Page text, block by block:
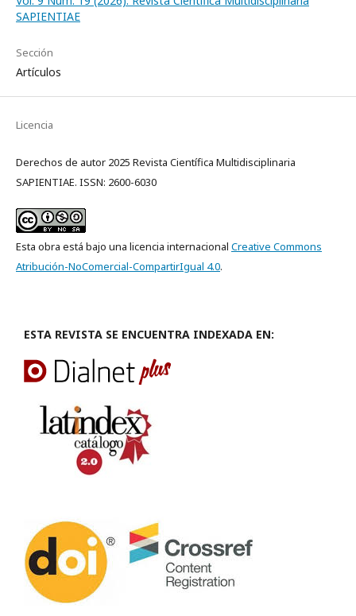
SAPIENTIAE
Sección
Artículos
Licencia
Derechos de autor 2025 Revista Científica Multidisciplinaria
SAPIENTIAE. ISSN: 2600-6030
Esta obra está bajo una licencia internacional Creative Commons
Atribución-NoComercial-CompartirIgual 4.0.
ESTA REVISTA SE ENCUENTRA INDEXADA EN: